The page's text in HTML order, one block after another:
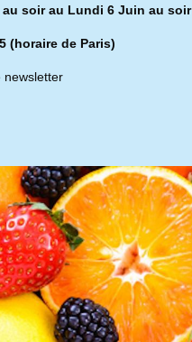
au soir au Lundi 6 Juin au soir
(horaire de Paris)
newsletter